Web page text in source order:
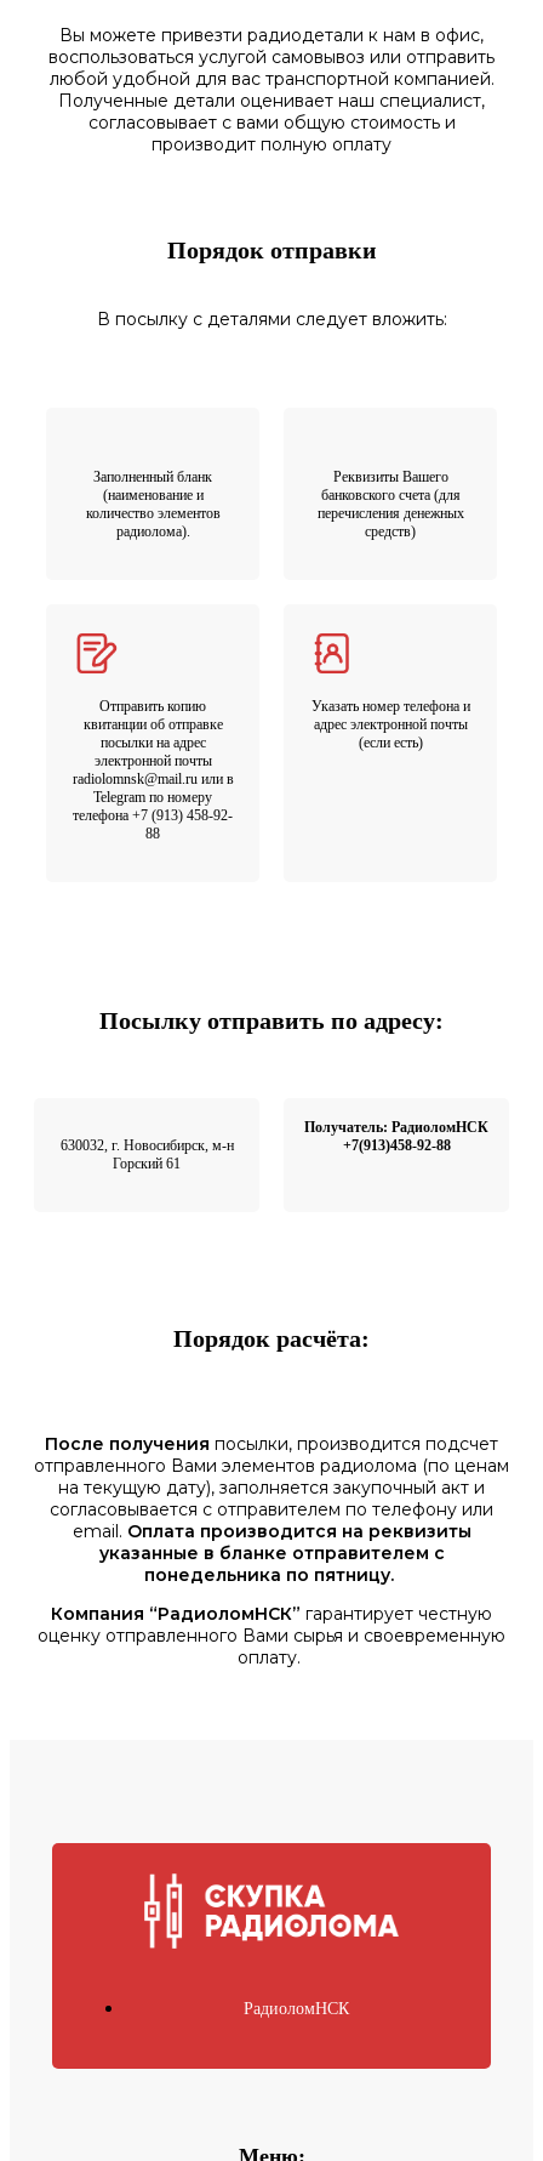
Вы можете привезти радиодетали к нам в офис,
воспользоваться услугой самовывоз или отправить
любой удобной для вас транспортной компанией.
Полученные детали оценивает наш специалист,
согласовываетс вами общую стоимость и
производит полную оплату
Порядок отправки
В посылку с деталями следует вложить:
Заполненный бланк
(наименование и
количество элементов
радиолома).
Реквизиты Вашего
банковского счета (для
перечисления денежных
средств)
Отправить копию
квитанции об отправке
посылки на адрес
электронной почты
radiolomnsk@mail.ru или в
Telegram по номеру
телефона +7 (913) 458-92-
88
Указать номер телефона и
адрес электронной почты
(если есть)
Посылку отправить по адресу:
630032, г. Новосибирск, м-н
Горский 61
Получатель: РадиоломНСК
+7(913)458-92-88
Порядок расчёта:
После получения посылки, производится подсчет
отправленного Вами элементов радиолома (по ценам
на текущую дату), заполняется закупочный акт и
согласовывается с отправителем по телефону или
email. Оплата производится на реквизиты
указанные в бланке отправителем с
понедельника по пятницу.
Компания “РадиоломНСК” гарантирует честную
оценку отправленного Вами сырья и своевременную
оплату.
РадиоломНСК